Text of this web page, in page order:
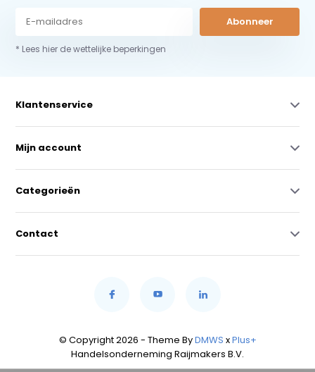
Abonneer
* Lees hier de wettelijke beperkingen
Klantenservice
Mijn account
Categorieën
Contact
© Copyright 2026 - Theme ByDMWS xPlus+
Handelsonderneming Raijmakers B.V.